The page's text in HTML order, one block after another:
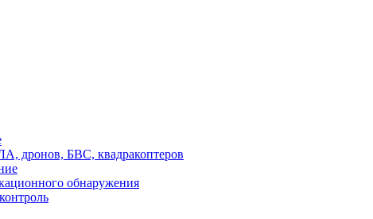
дронов, БВС, квадракоптеров
обнаружения